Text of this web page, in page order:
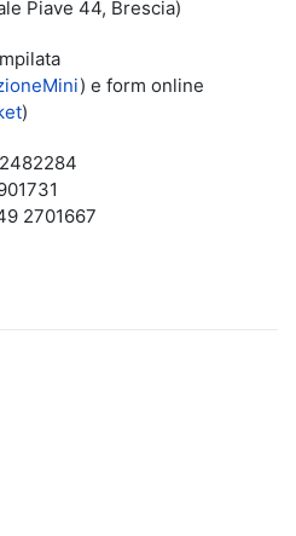
Piave 44, Brescia)
) e form online
)
2701667